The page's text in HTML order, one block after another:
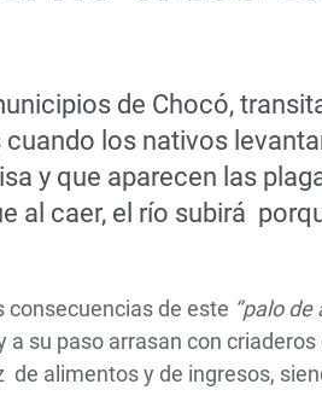
de Chocó,
los nativos
y que aparecen las
al caer, el río subirá
consecuencias de este ‘’palo de
a su paso arrasan con
de alimentos y de ingresos,